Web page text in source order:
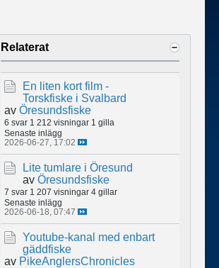
Relaterat
En liten kort film -
Torskfiske i Svalbard
av Öresundsfiske
6 svar 1 212 visningar 1 gilla
Senaste inlägg
2026-06-27, 17:02
Lite tumlare i Öresund
av Öresundsfiske
7 svar 1 207 visningar 4 gillar
Senaste inlägg
2026-06-18, 07:47
Youtube-kanal med enbart
gäddfiske
av PikeAnglersChronicles